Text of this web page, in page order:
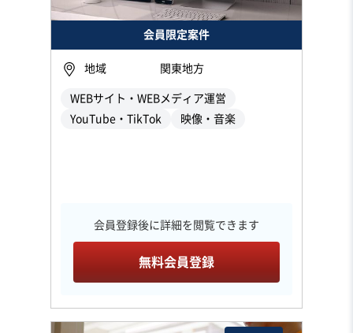
会員限定案件
地域 関東地方
WEBサイト・WEBメディア運営
YouTube・TikTok
映像・音楽
会員登録後に詳細を閲覧できます
無料会員登録